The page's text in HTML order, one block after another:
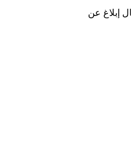
إبلاغ عن